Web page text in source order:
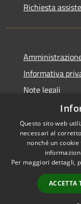
Richiesta
Informativa
Note legali
Dichiarazione
RSS
Accessibilità
Questo sito web
necessari al
nonché un
Per maggiori dettagli,
ACCETTA